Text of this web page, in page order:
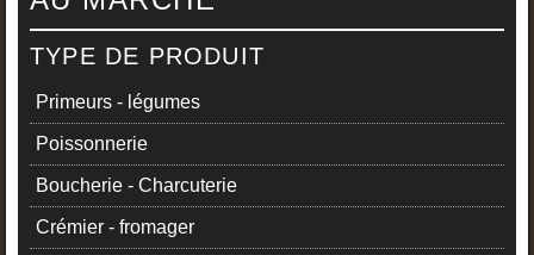
TYPE DE PRODUIT
Primeurs - légumes
Poissonnerie
Boucherie - Charcuterie
Crémier - fromager